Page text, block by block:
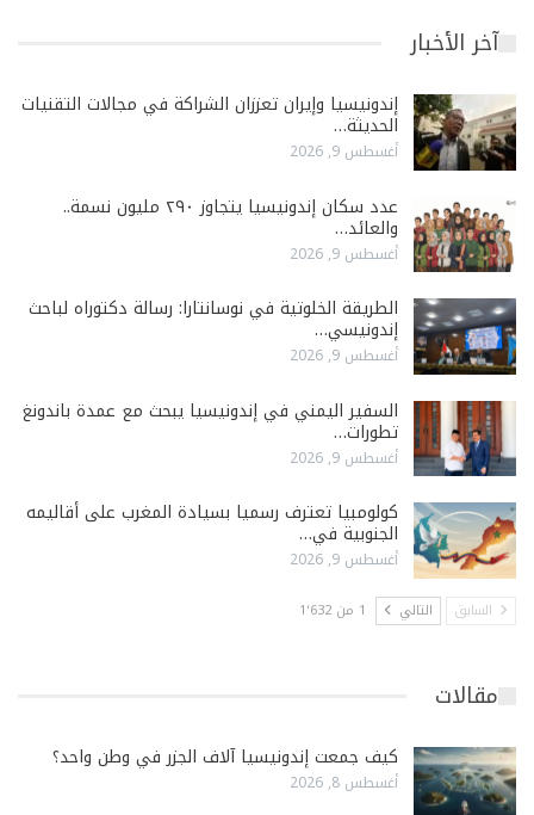
آخر الأخبار
إندونيسيا وإيران تعززان الشراكة في مجالات التقنيات
الحديثة…
أغسطس 9, 2026
عدد سكان إندونيسيا يتجاوز ٢٩٠ مليون نسمة..
والعائد…
أغسطس 9, 2026
الطريقة الخلوتية في نوسانتارا: رسالة دكتوراه لباحث
إندونيسي…
أغسطس 9, 2026
السفير اليمني في إندونيسيا يبحث مع عمدة باندونغ
تطورات…
أغسطس 9, 2026
كولومبيا تعترف رسميا بسيادة المغرب على أقاليمه
الجنوبية في…
أغسطس 9, 2026
السابق التالي 1 من 1٬632
مقالات
كيف جمعت إندونيسيا آلاف الجزر في وطن واحد؟
أغسطس 8, 2026